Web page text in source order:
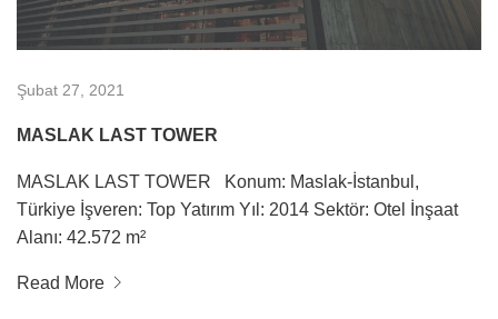
Şubat 27, 2021
MASLAK LAST TOWER
MASLAK LAST TOWER Konum: Maslak-İstanbul,
Türkiye İşveren: Top Yatırım Yıl: 2014 Sektör: Otel İnşaat
Alanı: 42.572 m²
Read More